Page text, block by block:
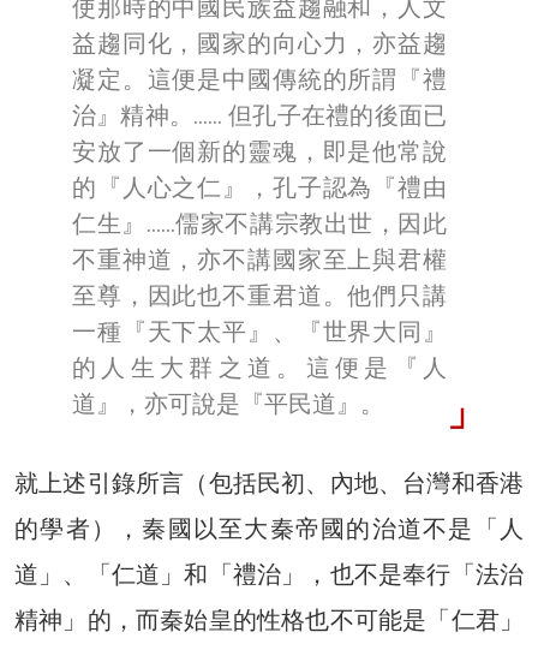
使那時的中國民族益趨融和，人文
益趨同化，國家的向心力，亦益趨
凝定。這便是中國傳統的所謂『禮
治』精神。…… 但孔子在禮的後面已
安放了一個新的靈魂，即是他常說
的『人心之仁』，孔子認為『禮由
仁生』……儒家不講宗教出世，因此
不重神道，亦不講國家至上與君權
至尊，因此也不重君道。他們只講
一種『天下太平』、『世界大同』
的人生大群之道。這便是『人
道』，亦可說是『平民道』。
就上述引錄所言（包括民初、內地、台灣和香港
的學者），秦國以至大秦帝國的治道不是「人
道」、「仁道」和「禮治」，也不是奉行「法治
精神」的，而秦始皇的性格也不可能是「仁君」